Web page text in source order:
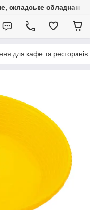
складське обладнання
для кафе та ресторанів